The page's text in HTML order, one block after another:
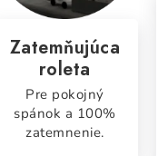
Zatemňujúca
roleta
Pre pokojný
spánok a 100%
zatemnenie.